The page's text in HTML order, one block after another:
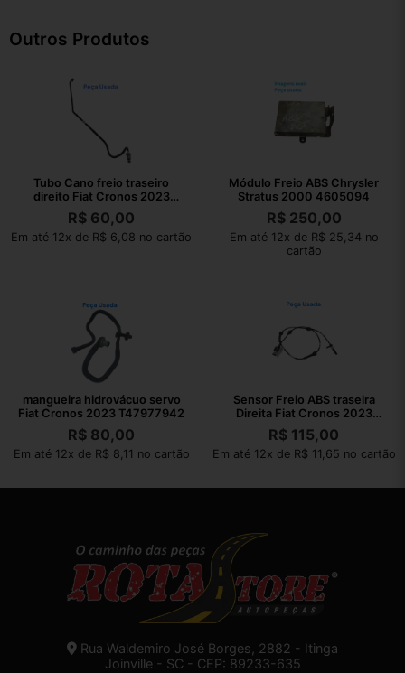
Outros Produtos
Tubo Cano freio traseiro
direito Fiat Cronos 2023
800005882
R$ 60,00
Em até 12x de R$ 6,08 no cartão
Módulo Freio ABS Chrysler
Stratus 2000 4605094
R$250,00
Em até 12x de R$ 25,34 no
cartão
mangueira hidrovácuo servo
Fiat Cronos 2023 T47977942
R$ 80,00
Em até 12x de R$ 8,11 no cartão
Sensor Freio ABS traseira
Direita Fiat Cronos 2023
52137654
R$ 115,00
Em até 12x de R$ 11,65 no cartão
Rua Waldemiro José Borges, 2882 - Itinga
Joinville - SC - CEP: 89233-635